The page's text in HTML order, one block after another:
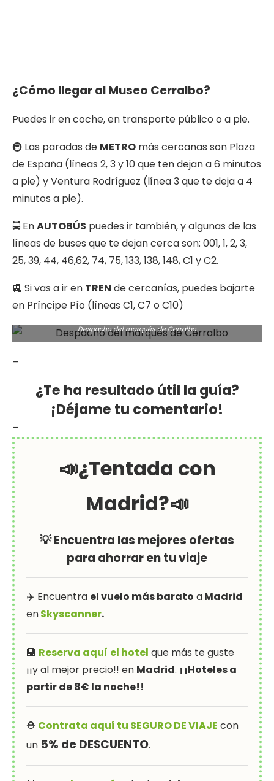
¿Cómo llegar al Museo Cerralbo?
Puedes ir en coche, en transporte público o a pie.
🚇 Las paradas de METRO más cercanas son Plaza
de España (líneas 2, 3 y 10 que ten dejan a 6 minutos
a pie) y Ventura Rodríguez (línea 3 que te deja a 4
minutos a pie).
🚍 EnAUTOBÚS puedes ir también, y algunas de las
líneas de buses que te dejan cerca son: 001, 1, 2, 3,
25, 39, 44, 46,62, 74, 75, 133, 138, 148, C1 y C2.
🚉 Si vas a ir en TREN de cercanías, puedes bajarte
en Príncipe Pío (líneas C1, C7 o C10)
Despacho del marqués de Cerralbo
–
¿Te ha resultado útil la guía?
¡Déjame tu comentario!
–
📣¿Tentada con
Madrid?📣
💡 Encuentra las mejores ofertas
para ahorrar en tu viaje
✈️ Encuentra el vuelo más barato aMadrid
enSkyscanner.
🏨 Reserva aquí el hotel que más te guste
¡¡y al mejor precio!! en Madrid. ¡¡Hoteles a
partir de 8€ la noche!!
⛑ Contrata aquí tu SEGURO DE VIAJE con
un 5% de DESCUENTO.